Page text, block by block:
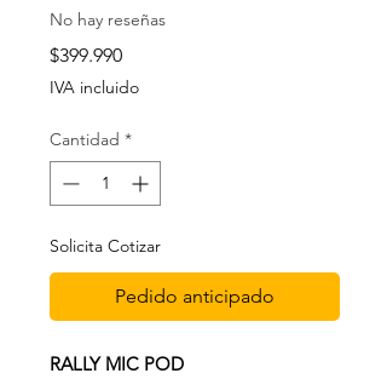
No hay reseñas
$399.990Precio
IVA incluido
Cantidad *
Solicita Cotizar
Pedido anticipado
RALLY MIC POD